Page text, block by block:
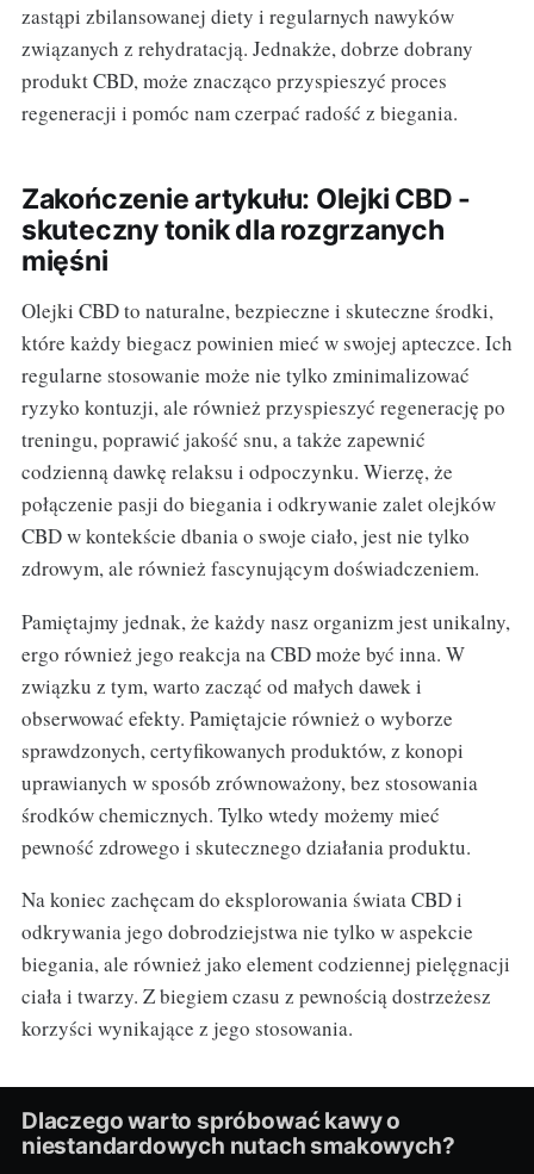
zastąpi zbilansowanej diety i regularnych nawyków
związanych z rehydratacją. Jednakże, dobrze dobrany
produkt CBD, może znacząco przyspieszyć proces
regeneracji i pomóc nam czerpać radość z biegania.
Zakończenie artykułu: Olejki CBD -
skuteczny tonik dla rozgrzanych
mięśni
Olejki CBD to naturalne, bezpieczne i skuteczne środki,
które każdy biegacz powinien mieć w swojej apteczce. Ich
regularne stosowanie może nie tylko zminimalizować
ryzyko kontuzji, ale również przyspieszyć regenerację po
treningu, poprawić jakość snu, a także zapewnić
codzienną dawkę relaksu i odpoczynku. Wierzę, że
połączenie pasji do biegania i odkrywanie zalet olejków
CBD w kontekście dbania o swoje ciało, jest nie tylko
zdrowym, ale również fascynującym doświadczeniem.
Pamiętajmy jednak, że każdy nasz organizm jest unikalny,
ergo również jego reakcja na CBD może być inna. W
związku z tym, warto zacząć od małych dawek i
obserwować efekty. Pamiętajcie również o wyborze
sprawdzonych, certyfikowanych produktów, z konopi
uprawianych w sposób zrównoważony, bez stosowania
środków chemicznych. Tylko wtedy możemy mieć
pewność zdrowego i skutecznego działania produktu.
Na koniec zachęcam do eksplorowania świata CBD i
odkrywania jego dobrodziejstwa nie tylko w aspekcie
biegania, ale również jako element codziennej pielęgnacji
ciała i twarzy. Z biegiem czasu z pewnością dostrzeżesz
korzyści wynikające z jego stosowania.
Dlaczego warto spróbować kawy o
niestandardowych nutach smakowych?